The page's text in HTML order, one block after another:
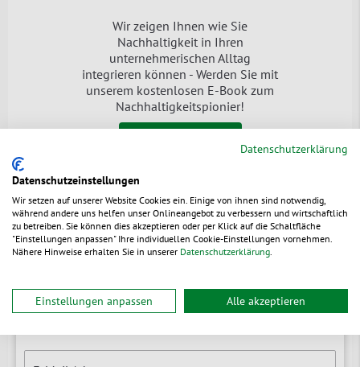
Newsletter
Erfahren Sie zuerst von Neuheiten
Wir zeigen Ihnen wie Sie
Nachhaltigkeit in Ihren
unternehmerischen Alltag
integrieren können - Werden Sie mit
unserem kostenlosen E-Book zum
Nachhaltigkeitspionier!
Jetzt downloaden
Datenschutzerklärung
Datenschutzeinstellungen
Wir setzen auf unserer Website Cookies ein. Einige von ihnen sind notwendig,
während andere uns helfen unser Onlineangebot zu verbessern und wirtschaftlich
zu betreiben. Sie können dies akzeptieren oder per Klick auf die Schaltfläche
"Einstellungen anpassen" Ihre individuellen Cookie-Einstellungen vornehmen.
Nähere Hinweise erhalten Sie in unserer Datenschutzerklärung.
Einstellungen anpassen Alle akzeptieren